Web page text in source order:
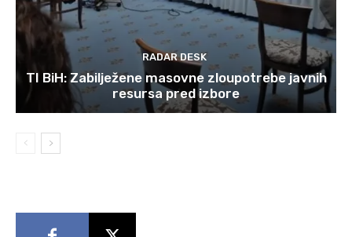
RADAR DESK
TI BiH: Zabilježene masovne zloupotrebe javnih
resursa pred izbore